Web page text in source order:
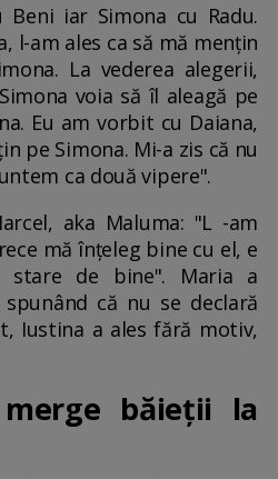
iar Simona cu Radu.
l-am ales ca să mă mențin
La vederea alegerii,
voia să îl aleagă pe
Eu am vorbit cu Daiana,
pe Simona. Mi-a zis că nu
ca două vipere".
aka Maluma: "L -am
mă înțeleg bine cu el, e
de bine". Maria a
că nu se declară
Iustina a ales fără motiv,
băieții la